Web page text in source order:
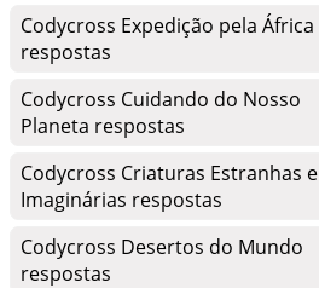
Codycross Expedição pela África
respostas
Codycross Cuidando do Nosso
Planeta respostas
Codycross Criaturas Estranhas e
Imaginárias respostas
Codycross Desertos do Mundo
respostas